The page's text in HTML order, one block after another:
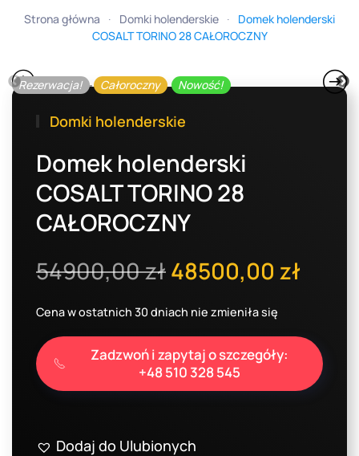
Strona główna Domki holenderskie
Domek holenderski
COSALT TORINO 28 CAŁOROCZNY
Rezerwacja! Całoroczny Nowość!
Domki holenderskie
Domek holenderski
COSALT TORINO 28
CAŁOROCZNY
54900,00złPierwotna
cena
wynosiła:
54900,00 zł.
48500,00 zł
Cena w ostatnich 30 dniach nie zmieniła się
Zadzwoń i zapytaj o szczegóły:
+48 510 328 545
Dodaj do Ulubionych